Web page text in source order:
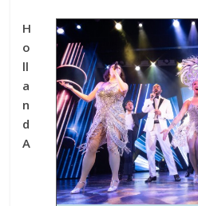
H
o
ll
a
n
d
A